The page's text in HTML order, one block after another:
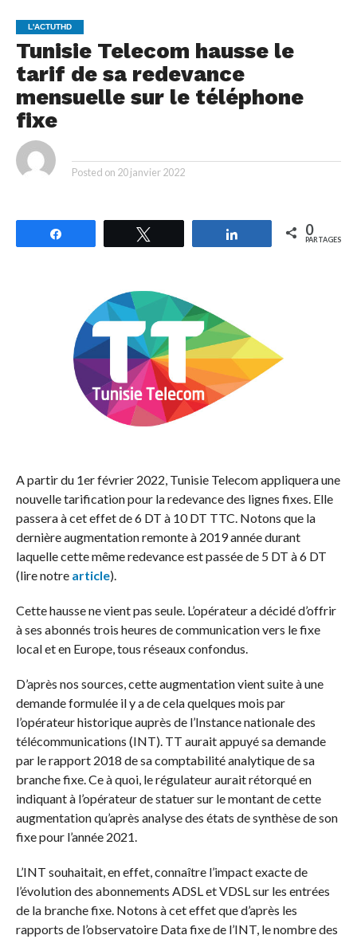
L'ACTUTHD
Tunisie Telecom hausse le
tarif de sa redevance
mensuelle sur le téléphone
fixe
Posted on 20 janvier 2022
Partagez 0
PARTAGES
A partir du 1er février 2022, Tunisie Telecom appliquera une
nouvelle tarification pour la redevance des lignes fixes. Elle
passera à cet effet de 6 DT à 10 DT TTC. Notons que la
dernière augmentation remonte à 2019 année durant
laquelle cette même redevance est passée de 5 DT à 6 DT
(lire notre article).
Cette hausse ne vient pas seule. L’opérateur a décidé d’offrir
à ses abonnés trois heures de communication vers le fixe
local et en Europe, tous réseaux confondus.
D’après nos sources, cette augmentation vient suite à une
demande formulée il y a de cela quelques mois par
l’opérateur historique auprès de l’Instance nationale des
télécommunications (INT). TT aurait appuyé sa demande
par le rapport 2018 de sa comptabilité analytique de sa
branche fixe. Ce à quoi, le régulateur aurait rétorqué en
indiquant à l’opérateur de statuer sur le montant de cette
augmentation qu’après analyse des états de synthèse de son
fixe pour l’année 2021.
L’INT souhaitait, en effet, connaître l’impact exacte de
l’évolution des abonnements ADSL et VDSL sur les entrées
de la branche fixe. Notons à cet effet que d’après les
rapports de l’observatoire Data fixe de l’INT, le nombre des